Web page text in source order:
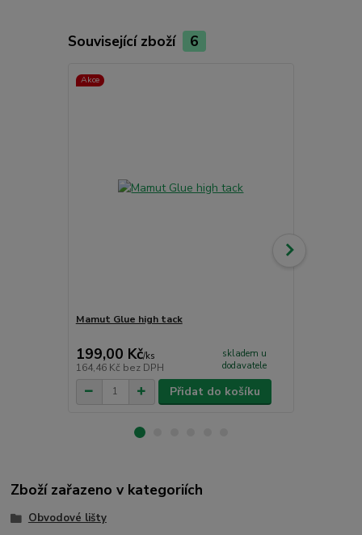
Související zboží 6
Akce
Mamut Glue high tack
199,00 Kč/ks
164,46 Kč bez DPH
skladem u
dodavatele
Přidat do košíku
Zboží zařazeno v kategoriích
Obvodové lišty